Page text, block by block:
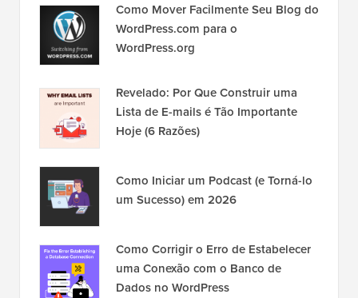
Como Mover Facilmente Seu Blog do
WordPress.com para o
WordPress.org
Revelado: Por Que Construir uma
Lista de E-mails é Tão Importante
Hoje (6 Razões)
Como Iniciar um Podcast (e Torná-lo
um Sucesso) em 2026
Como Corrigir o Erro de Estabelecer
uma Conexão com o Banco de
Dados no WordPress